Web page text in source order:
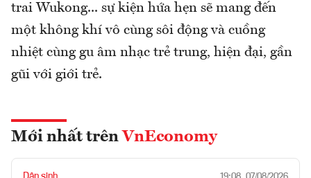
trai Wukong... sự kiện hứa hẹn sẽ mang đến
một không khí vô cùng sôi động và cuồng
nhiệt cùng gu âm nhạc trẻ trung, hiện đại, gần
gũi với giới trẻ.
Mới nhất trên VnEconomy